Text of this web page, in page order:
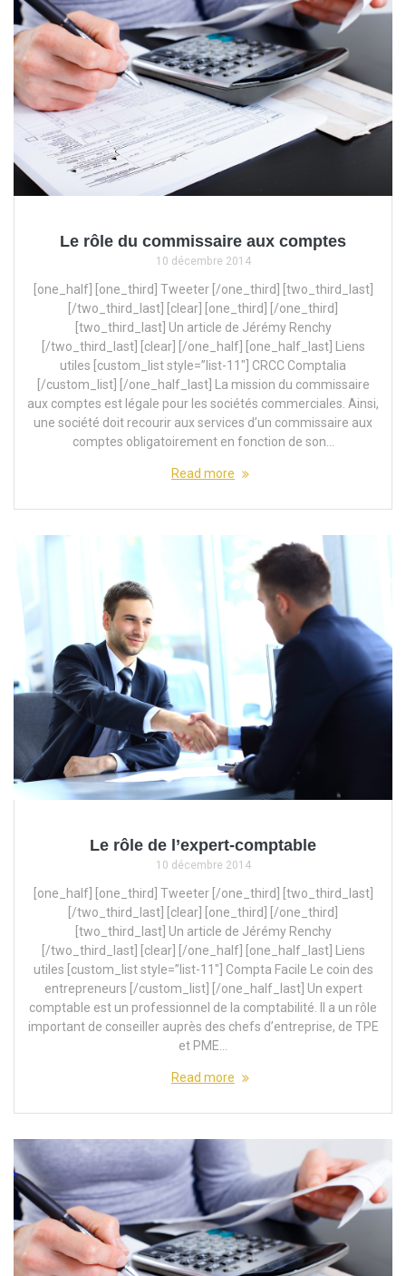
Le rôle du commissaire aux comptes
10 décembre 2014
[one_half] [one_third] Tweeter [/one_third] [two_third_last]
[/two_third_last] [clear] [one_third] [/one_third]
[two_third_last] Un article de Jérémy Renchy
[/two_third_last] [clear] [/one_half] [one_half_last] Liens
utiles [custom_list style=”list-11″] CRCC Comptalia
[/custom_list] [/one_half_last] La mission du commissaire
aux comptes est légale pour les sociétés commerciales. Ainsi,
une société doit recourir aux services d’un commissaire aux
comptes obligatoirement en fonction de son…
Read more
Le rôle de l’expert-comptable
10 décembre 2014
[one_half] [one_third] Tweeter [/one_third] [two_third_last]
[/two_third_last] [clear] [one_third] [/one_third]
[two_third_last] Un article de Jérémy Renchy
[/two_third_last] [clear] [/one_half] [one_half_last] Liens
utiles [custom_list style=”list-11″] Compta Facile Le coin des
entrepreneurs [/custom_list] [/one_half_last] Un expert
comptable est un professionnel de la comptabilité. Il a un rôle
important de conseiller auprès des chefs d’entreprise, de TPE
et PME…
Read more